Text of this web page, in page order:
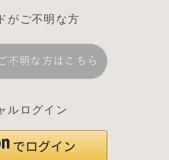
がご不明な方
不明な方はこちら
ルログイン